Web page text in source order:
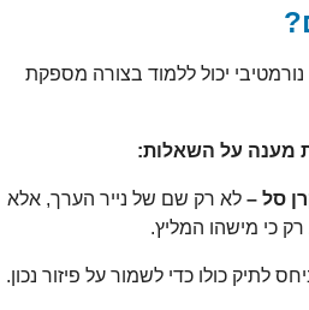
יכול ללמוד בצורה מספקת
מענה על השאלות:
סל –לא רק שם של נייר הערך, אלא
כי מישהו המליץ.
לתיק כולו כדי לשמור על פיזור נכון.